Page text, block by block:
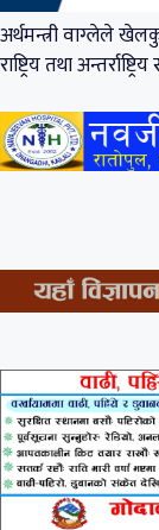
अर्थमन्त्री वाग्लेले
राष्ट्रिय तथा